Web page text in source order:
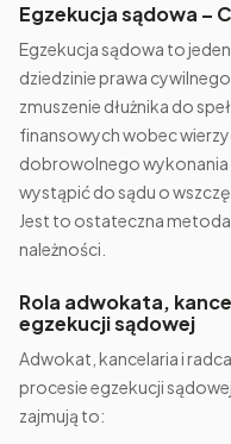
Egzekucja sądowa –
Egzekucja sądowa to
dziedzinie prawa
zmuszenie dłużnika do
finansowych wobec
dobrowolnego wykonania
wystąpić do sądu o
Jest to ostateczna
należności.
Rola adwokata,
egzekucji sądowej
Adwokat, kancelaria i
procesie egzekucji
zajmują to: